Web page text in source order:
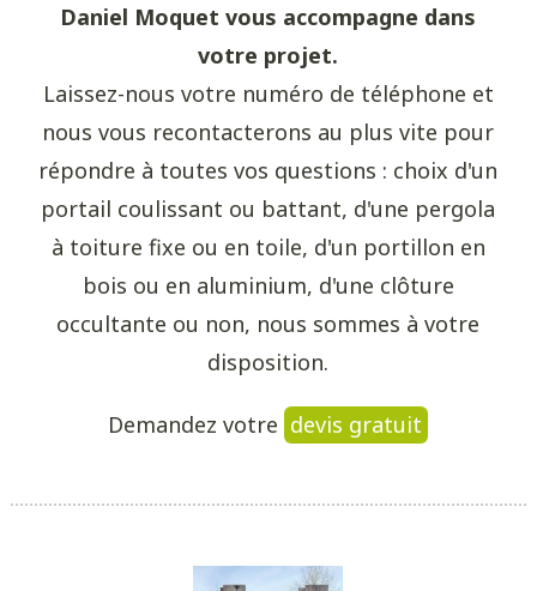
Daniel Moquet vous accompagne dans
votre projet.
Laissez-nous votre numéro de téléphone et
nous vous recontacterons au plus vite pour
répondre à toutes vos questions : choix d'un
portail coulissant ou battant, d'une pergola
à toiture fixe ou en toile, d'un portillon en
bois ou en aluminium, d'une clôture
occultante ou non, nous sommes à votre
disposition.
Demandez votre devis gratuit